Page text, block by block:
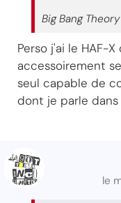
Big Bang
Perso j'ai le HAF-
accessoirement
seul capable de
dont je parle
le